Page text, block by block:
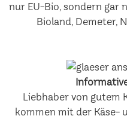
nur EU-Bio, sondern gar
Bioland, Demeter,
Liebhaber von gutem
kommen mit der Käse-